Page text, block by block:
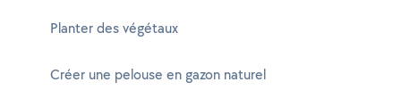
Planter des végétaux
Créer une pelouse en gazon naturel